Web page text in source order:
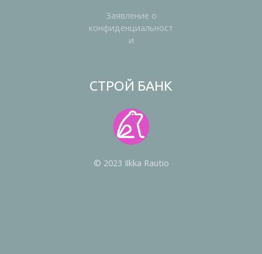
Заявление о
конфиденциальност
и
СТРОЙ БАНК
© 2023 Ilkka Rautio